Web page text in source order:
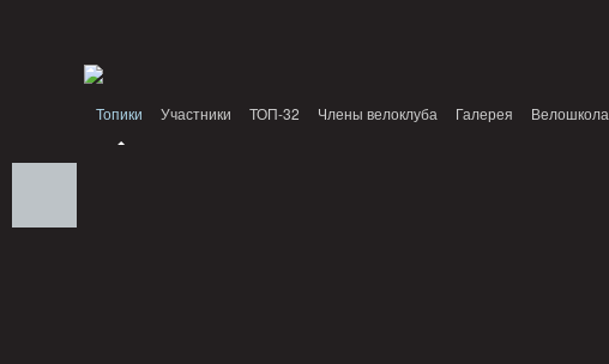
Топики Участники ТОП-32 Члены велоклуба Галерея Велошкола